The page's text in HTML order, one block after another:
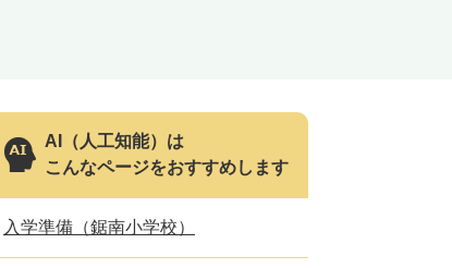
とじる
とじる
AI（人工知能）は
こんなページをおすすめします
入学準備（鋸南小学校）